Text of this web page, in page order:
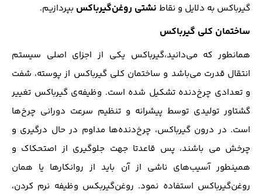
گیرباکس به دلایل و نقاط نشتی روغن‌گیرباکس بپردازیم.
ساختمان کلی گیرباکس
همانطور که می‌دانید،گیرباکس یکی از اجزای اصلی سیستم
انتقال قدرت می‌باشد و ساختمان کلی گیرباکس از پوسته، شفت
و تعدادی چرخ‌دنده تشکیل شده است. وظیفه‌ی گیرباکس تغییر
گشتاور تولیدی توسط پیشرانه و تنظیم سرعت دورانی چرخ‌ها
است. در درون گیرباکس، چرخ‌دنده‌ها مداوم در حال درگیری و
چرخش می باشند، پس قاعدتا جهت جلوگیری از اصتحکاک و
همینطور آسیب‌های ناشی از آن باید از روانکار‌ها یا همان
روغن‌گیرباکس استفاده نمود. روغن‌گیربکس وظیفه نرم کردن،